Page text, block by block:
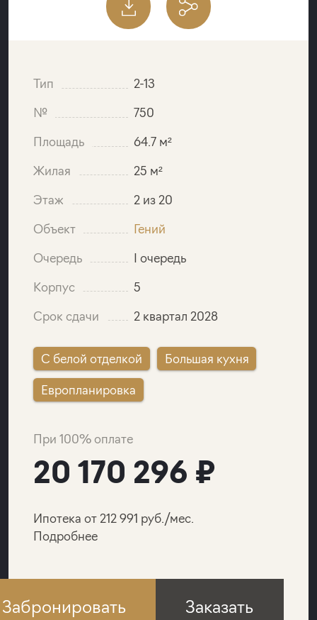
Тип
2-13
№
750
Площадь
64.7 м²
Жилая
25 м²
Этаж
2 из 20
Объект
Гений
Очередь
I очередь
Корпус
5
Срок сдачи
2 квартал 2028
C белой отделкой Большая кухня
Европланировка
При 100% оплате
20 170 296 ₽
Ипотека от 212 991 руб./мес.
Подробнее
Забронировать
Заказать